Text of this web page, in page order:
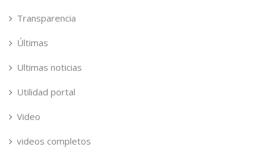
Transparencia
Últimas
Ultimas noticias
Utilidad portal
Video
videos completos